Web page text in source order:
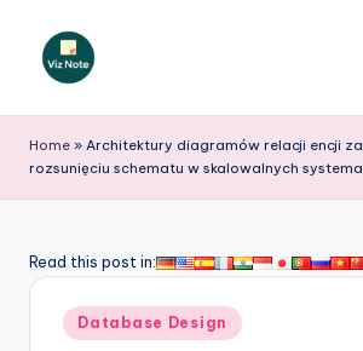
iz
N
t
Home » Architektury diagramów relacji encji
rozsunięciu schematu w skalowalnych
Read this post in:
Posted
in
Database Design